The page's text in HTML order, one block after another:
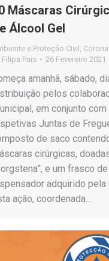
Máscaras
Álcool Gel
e Proteção Civil
Filipa Pais 26 Fevereiro 2021
amanhã, sábado,
pelos
em conjunto
Juntas de
de saco
cirúrgicas,
e um frasco
adquirido pela
ação, coordenada…